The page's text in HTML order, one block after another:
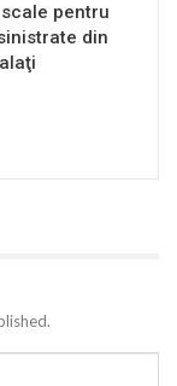
pentru
din